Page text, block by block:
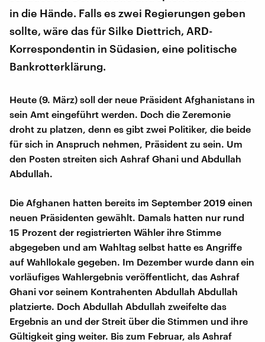
in die Hände. Falls es zwei Regierungen geben
sollte, wäre das für Silke Diettrich, ARD-
Korrespondentin in Südasien, eine politische
Bankrotterklärung.
Heute (9. März) soll der neue Präsident Afghanistans in
sein Amt eingeführt werden. Doch die Zeremonie
droht zu platzen, denn es gibt zwei Politiker, die beide
für sich in Anspruch nehmen, Präsident zu sein. Um
den Posten streiten sich Ashraf Ghani und Abdullah
Abdullah.
Die Afghanen hatten bereits im September 2019 einen
neuen Präsidenten gewählt. Damals hatten nur rund
15 Prozent der registrierten Wähler ihre Stimme
abgegeben und am Wahltag selbst hatte es Angriffe
auf Wahllokale gegeben. Im Dezember wurde dann ein
vorläufiges Wahlergebnis veröffentlicht, das Ashraf
Ghani vor seinem Kontrahenten Abdullah Abdullah
platzierte. Doch Abdullah Abdullah zweifelte das
Ergebnis an und der Streit über die Stimmen und ihre
Gültigkeit ging weiter. Bis zum Februar, als Ashraf